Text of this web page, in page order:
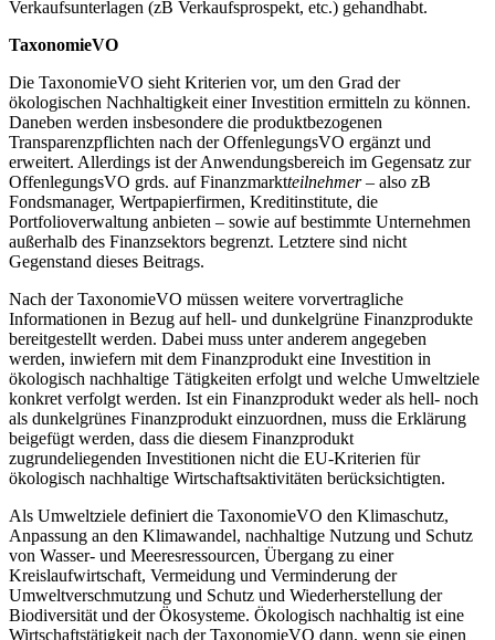
Verkaufsunterlagen (zB Verkaufsprospekt, etc.) gehandhabt.
TaxonomieVO
Die TaxonomieVO sieht Kriterien vor, um den Grad der
ökologischen Nachhaltigkeit einer Investition ermitteln zu können.
Daneben werden insbesondere die produktbezogenen
Transparenzpflichten nach der OffenlegungsVO ergänzt und
erweitert. Allerdings ist der Anwendungsbereich im Gegensatz zur
OffenlegungsVO grds. auf Finanzmarktteilnehmer – also zB
Fondsmanager, Wertpapierfirmen, Kreditinstitute, die
Portfolioverwaltung anbieten – sowie auf bestimmte Unternehmen
außerhalb des Finanzsektors begrenzt. Letztere sind nicht
Gegenstand dieses Beitrags.
Nach der TaxonomieVO müssen weitere vorvertragliche
Informationen in Bezug auf hell- und dunkelgrüne Finanzprodukte
bereitgestellt werden. Dabei muss unter anderem angegeben
werden, inwiefern mit dem Finanzprodukt eine Investition in
ökologisch nachhaltige Tätigkeiten erfolgt und welche Umweltziele
konkret verfolgt werden. Ist ein Finanzprodukt weder als hell- noch
als dunkelgrünes Finanzprodukt einzuordnen, muss die Erklärung
beigefügt werden, dass die diesem Finanzprodukt
zugrundeliegenden Investitionen nicht die EU-Kriterien für
ökologisch nachhaltige Wirtschaftsaktivitäten berücksichtigten.
Als Umweltziele definiert die TaxonomieVO den Klimaschutz,
Anpassung an den Klimawandel, nachhaltige Nutzung und Schutz
von Wasser- und Meeresressourcen, Übergang zu einer
Kreislaufwirtschaft, Vermeidung und Verminderung der
Umweltverschmutzung und Schutz und Wiederherstellung der
Biodiversität und der Ökosysteme. Ökologisch nachhaltig ist eine
Wirtschaftstätigkeit nach der TaxonomieVO dann, wenn sie einen